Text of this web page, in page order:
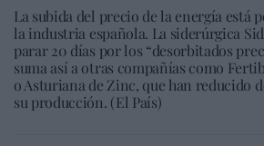
La subida del precio de la energía está
la industria española. La siderúrgica
parar 20 días por los “desorbitados
suma así a otras compañías como
o Asturiana de Zinc, que han reducido
su producción. (El País)